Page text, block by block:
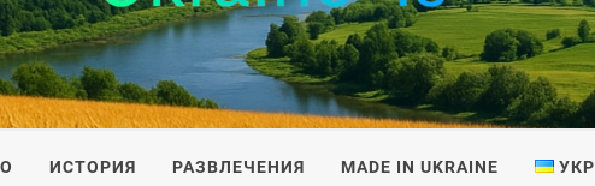
ИСТОРИЯ РАЗВЛЕЧЕНИЯ MADE IN UKRAINE УКР